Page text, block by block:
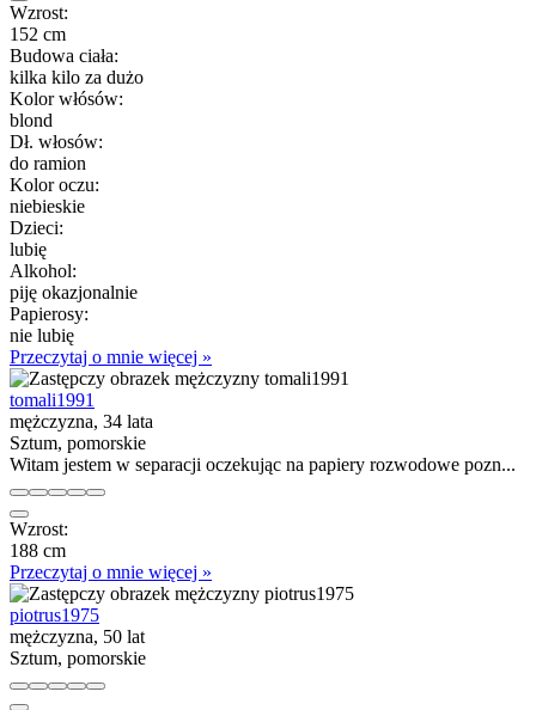
Wzrost:
152 cm
Budowa ciała:
kilka kilo za dużo
Kolor włósów:
blond
Dł. włosów:
do ramion
Kolor oczu:
niebieskie
Dzieci:
lubię
Alkohol:
piję okazjonalnie
Papierosy:
nie lubię
Przeczytaj o mnie więcej »
tomali1991
mężczyzna, 34 lata
Sztum, pomorskie
Witam jestem w separacji oczekując na papiery rozwodowe pozn...
Wzrost:
188 cm
Przeczytaj o mnie więcej »
piotrus1975
mężczyzna, 50 lat
Sztum, pomorskie